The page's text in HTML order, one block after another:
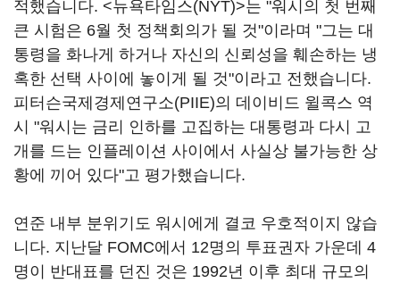
적했습니다. <뉴욕타임스(NYT)>는 "워시의 첫 번째
큰 시험은 6월 첫 정책회의가 될 것"이라며 "그는 대
통령을 화나게 하거나 자신의 신뢰성을 훼손하는 냉
혹한 선택 사이에 놓이게 될 것"이라고 전했습니다.
피터슨국제경제연구소(PIIE)의 데이비드 윌콕스 역
시 "워시는 금리 인하를 고집하는 대통령과 다시 고
개를 드는 인플레이션 사이에서 사실상 불가능한 상
황에 끼어 있다"고 평가했습니다.
연준 내부 분위기도 워시에게 결코 우호적이지 않습
니다. 지난달 FOMC에서 12명의 투표권자 가운데 4
명이 반대표를 던진 것은 1992년 이후 최대 규모의